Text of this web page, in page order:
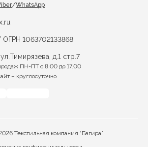
/WhatsApp
1063702133868
д.1 стр.7
ПН-ПТ с 8.00 до 17.00
– круглосуточно
Текстильная компания “Багира”